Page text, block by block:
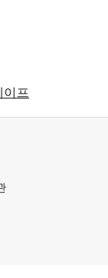
이프